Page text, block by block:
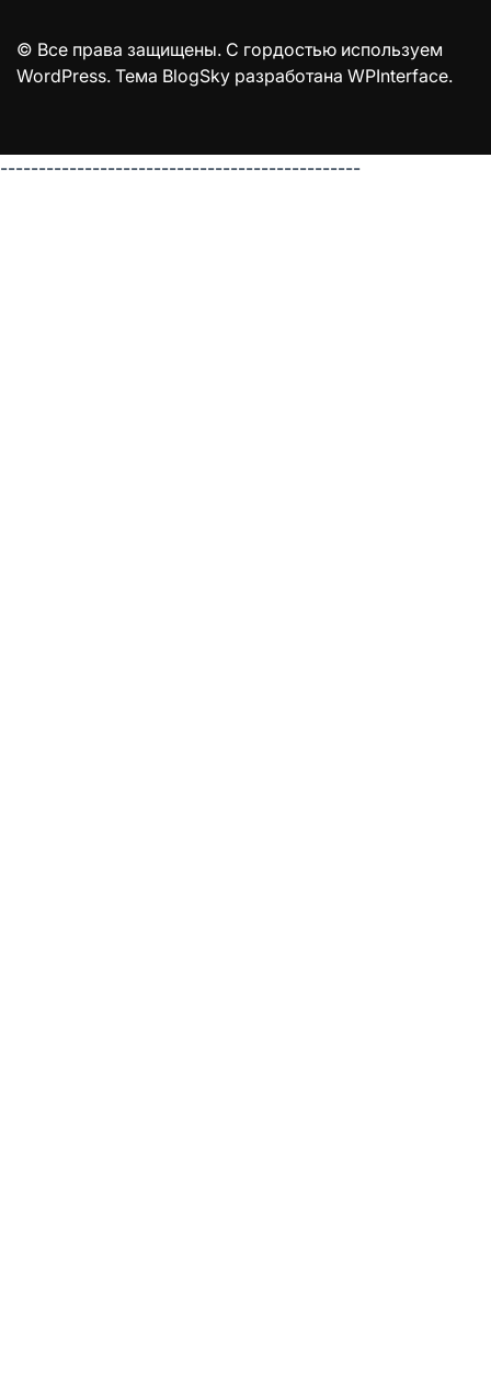
© Все права защищены. С гордостью используем
WordPress. Тема BlogSky разработана WPInterface.
-----------------------------------------------